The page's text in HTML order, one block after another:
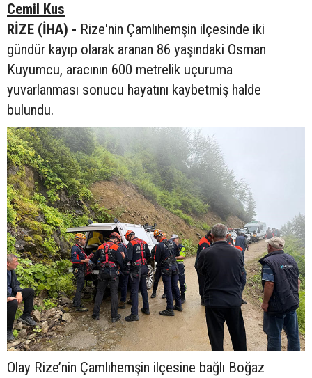
Cemil Kus
RİZE (İHA) - Rize'nin Çamlıhemşin ilçesinde iki
gündür kayıp olarak aranan 86 yaşındaki Osman
Kuyumcu, aracının 600 metrelik uçuruma
yuvarlanması sonucu hayatını kaybetmiş halde
bulundu.
Olay Rize’nin Çamlıhemşin ilçesine bağlı Boğaz